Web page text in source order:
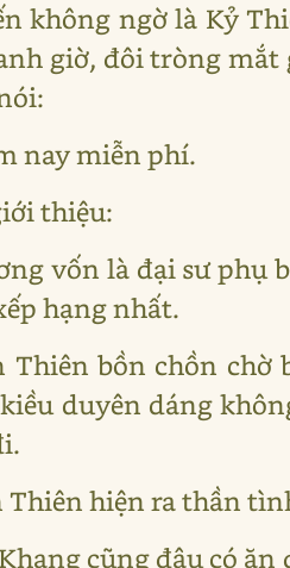
không ngờ là Kỷ
giờ, đôi tròng
nay miễn phí.
thiệu:
vốn là đại sư phụ
hạng nhất.
Thiên bồn chồn chờ
duyên dáng
Thiên hiện ra thần
cũng đâu có